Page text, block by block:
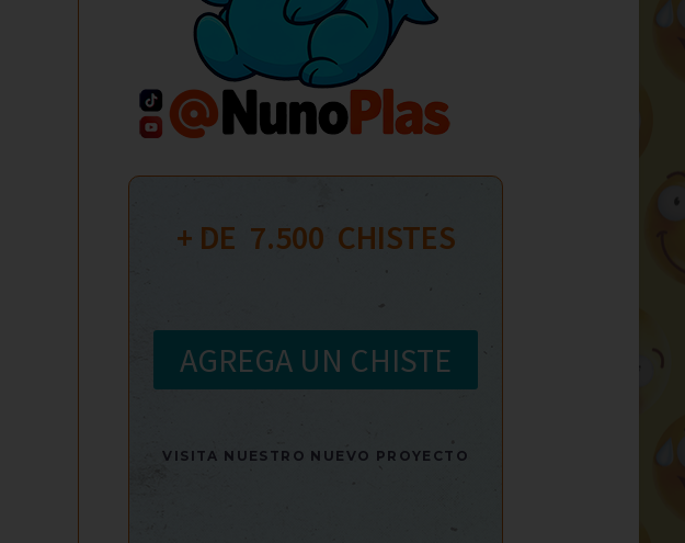
+ DE 7.500
  CHISTES
AGREGA UN CHISTE
VISITA NUESTRO NUEVO PROYECTO